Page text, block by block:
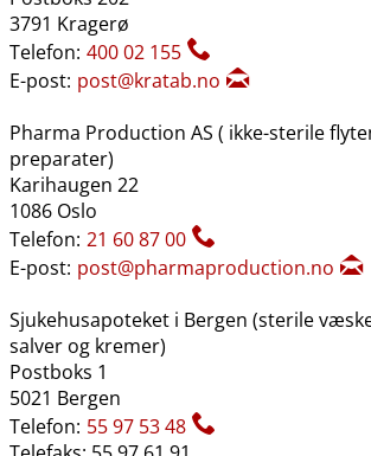
3791 Kragerø
Telefon: 400 02 155
E-post: post@kratab.no
Pharma Production AS ( ikke-sterile
preparater)
Karihaugen 22
1086 Oslo
Telefon: 21 60 87 00
E-post: post@pharmaproduction.no
Sjukehusapoteket i Bergen (sterile
salver og kremer)
Postboks 1
5021 Bergen
Telefon: 55 97 53 48